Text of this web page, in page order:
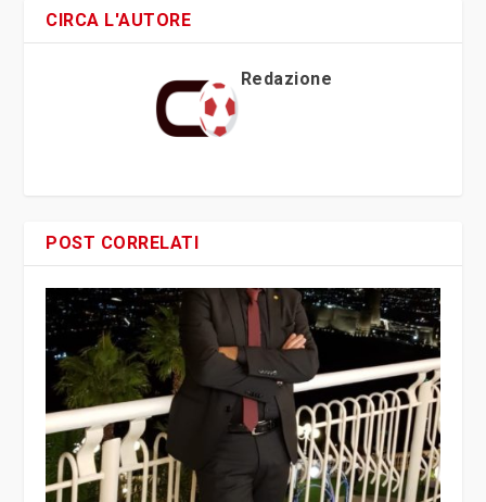
CIRCA L'AUTORE
Redazione
POST CORRELATI